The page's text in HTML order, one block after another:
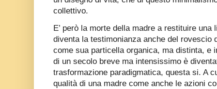
collettivo.
E’ però la morte della madre a restituire
diventa la testimonianza anche del rovescio
come sua particella organica, ma distinta, e
di un secolo breve ma intensissimo è
trasformazione paradigmatica, questa si. A
qualità di una madre come anche le azioni